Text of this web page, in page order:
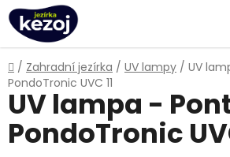
Přejít
na
obsah
Domů
/ Zahradní jezírka / UV lampy / UV
PondoTronic UVC 11
UV lampa -
PondoTronic